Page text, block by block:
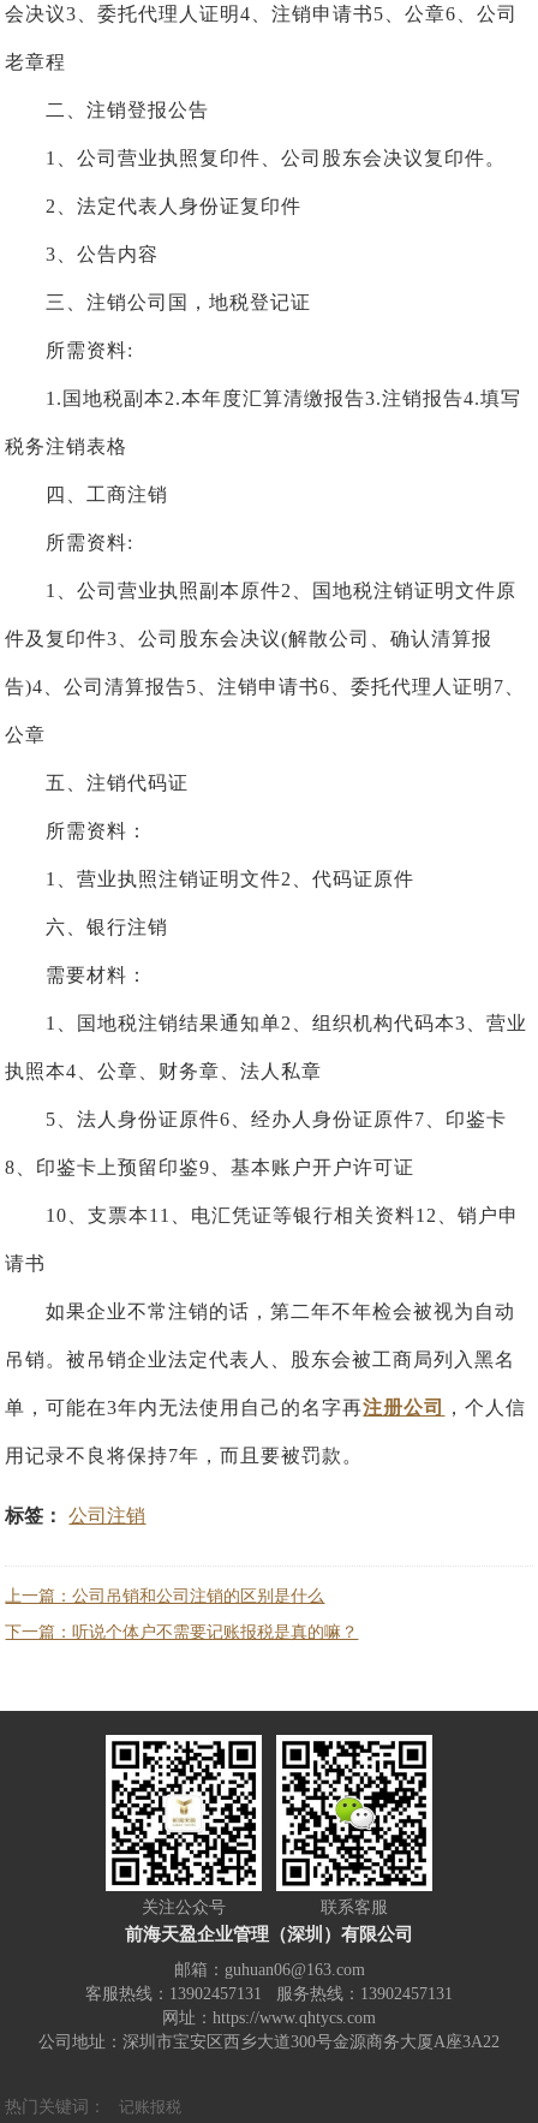
会决议3、委托代理人证明4、注销申请书5、公章6、公司
老章程
二、注销登报公告
1、公司营业执照复印件、公司股东会决议复印件。
2、法定代表人身份证复印件
3、公告内容
三、注销公司国，地税登记证
所需资料:
1.国地税副本2.本年度汇算清缴报告3.注销报告4.填写
税务注销表格
四、工商注销
所需资料:
1、公司营业执照副本原件2、国地税注销证明文件原
件及复印件3、公司股东会决议(解散公司、确认清算报
告)4、公司清算报告5、注销申请书6、委托代理人证明7、
公章
五、注销代码证
所需资料：
1、营业执照注销证明文件2、代码证原件
六、银行注销
需要材料：
1、国地税注销结果通知单2、组织机构代码本3、营业
执照本4、公章、财务章、法人私章
5、法人身份证原件6、经办人身份证原件7、印鉴卡
8、印鉴卡上预留印鉴9、基本账户开户许可证
10、支票本11、电汇凭证等银行相关资料12、销户申
请书
如果企业不常注销的话，第二年不年检会被视为自动
吊销。被吊销企业法定代表人、股东会被工商局列入黑名
单，可能在3年内无法使用自己的名字再注册公司 ，个人信
用记录不良将保持7年，而且要被罚款。
标签： 公司注销
上一篇：公司吊销和公司注销的区别是什么
下一篇：听说个体户不需要记账报税是真的嘛？
关注公众号 联系客服
前海天盈企业管理（深圳）有限公司
邮箱：guhuan06@163.com
客服热线：13902457131 服务热线：13902457131
网址：https://www.qhtycs.com
公司地址：深圳市宝安区西乡大道300号金源商务大厦A座3A22
热门关键词： 记账报税